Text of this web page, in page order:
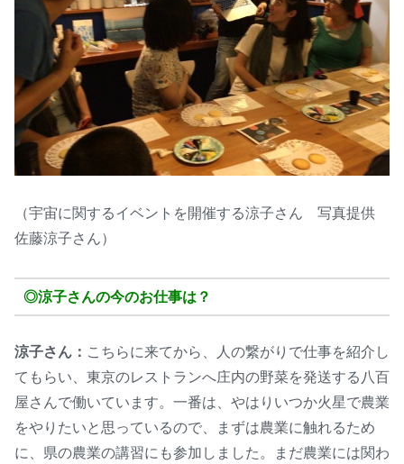
（宇宙に関するイベントを開催する涼子さん 写真提供
佐藤涼子さん）
◎涼子さんの今のお仕事は？
涼子さん： こちらに来てから、人の繋がりで仕事を紹介し
てもらい、東京のレストランへ庄内の野菜を発送する八百
屋さんで働いています。一番は、やはりいつか火星で農業
をやりたいと思っているので、まずは農業に触れるため
に、県の農業の講習にも参加しました。まだ農業には関わ